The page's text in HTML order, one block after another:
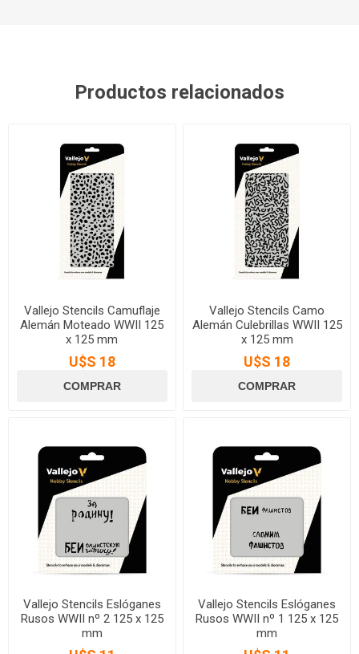
Productos relacionados
Vallejo Stencils Camuflaje
Alemán Moteado WWII 125
x 125 mm
U$S 18
Vallejo Stencils Camo
Alemán Culebrillas WWII 125
x 125 mm
U$S 18
Vallejo Stencils Eslóganes
Rusos WWII nº 2 125 x 125
mm
Vallejo Stencils Eslóganes
Rusos WWII nº 1 125 x 125
mm